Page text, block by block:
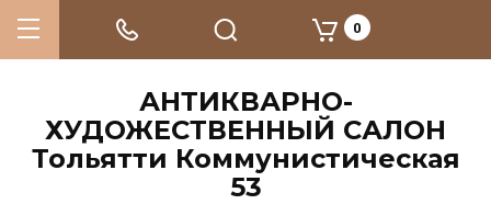
АНТИКВАРНО-
ХУДОЖЕСТВЕННЫЙ САЛОН
Тольятти Коммунистическая
53
0